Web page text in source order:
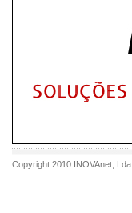
Copyright 2010 INOVAnet , Lda.